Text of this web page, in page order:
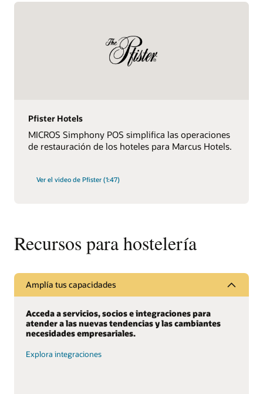
Pfister Hotels
MICROS Simphony POS simplifica las operaciones
de restauración de los hoteles para Marcus Hotels.
Ver el video de Pfister (1:47)
Recursos para hostelería
Amplía tus capacidades
Acceda a servicios, socios e integraciones para
atender a las nuevas tendencias y las cambiantes
necesidades empresariales.
Explora integraciones